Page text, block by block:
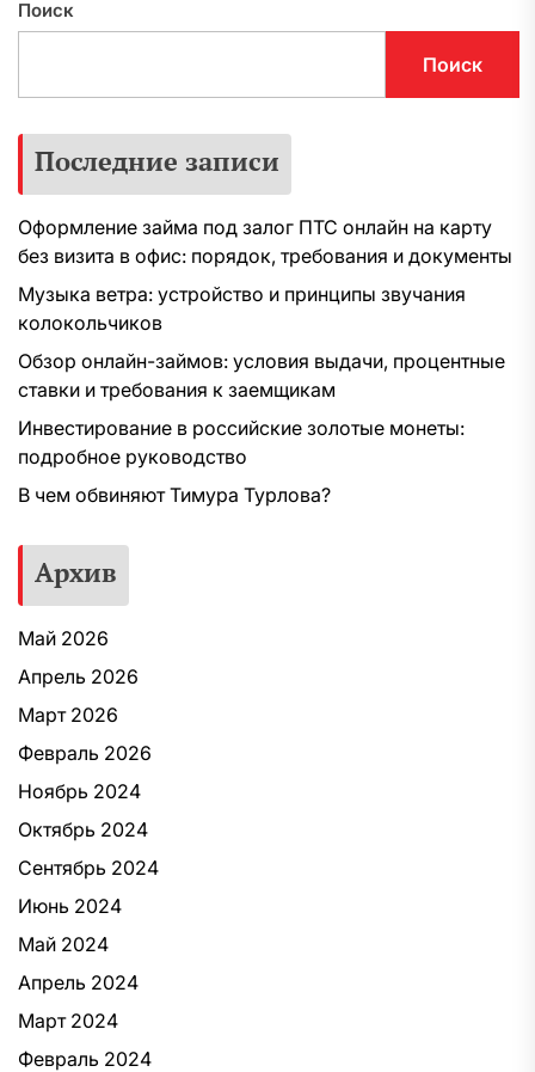
Поиск
Поиск
Последние записи
Оформление займа под залог ПТС онлайн на карту
без визита в офис: порядок, требования и документы
Музыка ветра: устройство и принципы звучания
колокольчиков
Обзор онлайн-займов: условия выдачи, процентные
ставки и требования к заемщикам
Инвестирование в российские золотые монеты:
подробное руководство
В чем обвиняют Тимура Турлова?
Архив
Май 2026
Апрель 2026
Март 2026
Февраль 2026
Ноябрь 2024
Октябрь 2024
Сентябрь 2024
Июнь 2024
Май 2024
Апрель 2024
Март 2024
Февраль 2024